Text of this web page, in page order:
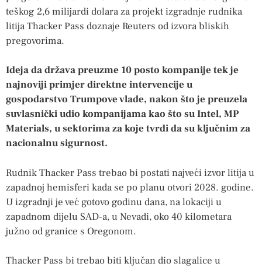
teškog 2,6 milijardi dolara za projekt izgradnje rudnika
litija Thacker Pass doznaje Reuters od izvora bliskih
pregovorima.
Ideja da država preuzme 10 posto kompanije tek je
najnoviji primjer direktne intervencije u
gospodarstvo Trumpove vlade, nakon što je preuzela
suvlasnički udio kompanijama kao što su Intel, MP
Materials, u sektorima za koje tvrdi da su ključnim za
nacionalnu sigurnost.
Rudnik Thacker Pass trebao bi postati najveći izvor litija u
zapadnoj hemisferi kada se po planu otvori 2028. godine.
U izgradnji je već gotovo godinu dana, na lokaciji u
zapadnom dijelu SAD-a, u Nevadi, oko 40 kilometara
južno od granice s Oregonom.
Thacker Pass bi trebao biti ključan dio slagalice u